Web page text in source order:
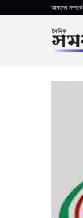
আমাদের সম্পর্কে